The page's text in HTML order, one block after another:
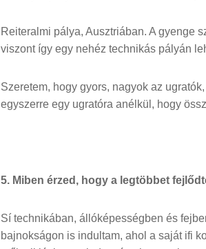
Reiteralmi pálya, Ausztriában. A gyenge
viszont így egy nehéz technikás pályán
Szeretem, hogy gyors, nagyok az
egyszerre egy ugratóra anélkül, hogy
5. Miben érzed, hogy a legtöbbet
Sí technikában, állóképességben és
bajnokságon is indultam, ahol a saját ifi